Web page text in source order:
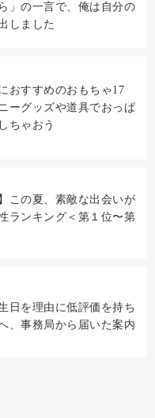
」の一言で、俺は自分の
しました
おすすめのおもちゃ17
ーグッズや道具でおっぱ
ちゃおう
この夏、素敵な出会いが
ランキング＜第１位〜第
日を理由に低評価を持ち
、事務局から届いた案内